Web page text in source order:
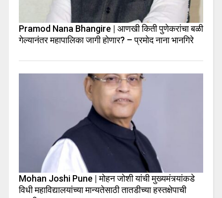
Pramod Nana Bhangire | आणखी किती पुणेकरांचा बळी
गेल्यानंतर महापालिका जागी होणार? – प्रमोद नाना भानगिरे
Mohan Joshi Pune | मोहन जोशी यांची मुख्यमंत्र्यांकडे
विधी महाविद्यालयांच्या मान्यतेसाठी तातडीच्या हस्तक्षेपाची